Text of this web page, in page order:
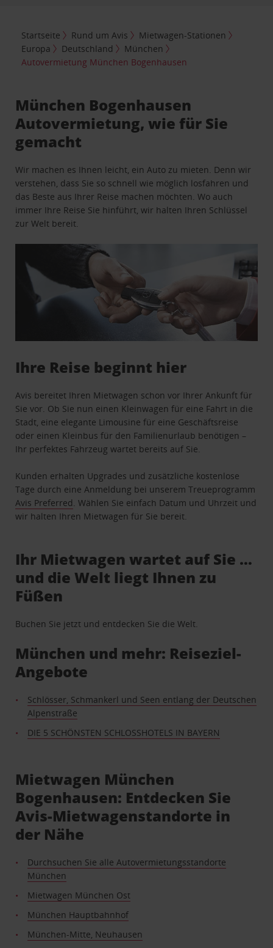
Startseite Rund um Avis
Mietwagen-Stationen
Europa
Deutschland
München
Autovermietung München Bogenhausen
München Bogenhausen
Autovermietung, wie für Sie
gemacht
Wir machen es Ihnen leicht, ein Auto zu mieten. Denn wir
verstehen, dass Sie so schnell wie möglich losfahren und
das Beste aus Ihrer Reise machen möchten. Wo auch
immer Ihre Reise Sie hinführt, wir halten Ihren Schlüssel
zur Welt bereit.
Ihre Reise beginnt hier
Avis bereitet Ihren Mietwagen schon vor Ihrer Ankunft für
Sie vor. Ob Sie nun einen Kleinwagen für eine Fahrt in die
Stadt, eine elegante Limousine für eine Geschäftsreise
oder einen Kleinbus für den Familienurlaub benötigen –
Ihr perfektes Fahrzeug wartet bereits auf Sie.
Kunden erhalten Upgrades und zusätzliche kostenlose
Tage durch eine Anmeldung bei unserem Treueprogramm
Avis Preferred . Wählen Sie einfach Datum und Uhrzeit und
wir halten Ihren Mietwagen für Sie bereit.
Ihr Mietwagen wartet auf Sie …
und die Welt liegt Ihnen zu
Füßen
Buchen Sie jetzt und entdecken Sie die Welt.
München und mehr: Reiseziel-
Angebote
Schlösser, Schmankerl und Seen entlang der Deutschen
Alpenstraße
DIE 5 SCHÖNSTEN SCHLOSSHOTELS IN BAYERN
Mietwagen München
Bogenhausen: Entdecken Sie
Avis-Mietwagenstandorte in
der Nähe
Durchsuchen Sie alle Autovermietungsstandorte
München
Mietwagen München Ost
München Hauptbahnhof
München-Mitte, Neuhausen